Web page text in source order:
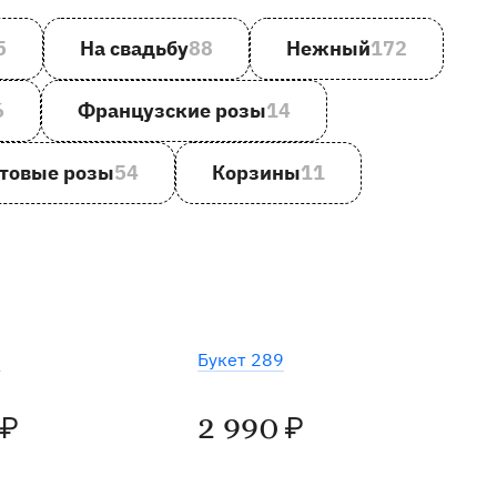
На свадьбу88 Нежный172
Французские розы14
розы54 Корзины11
₽
Букет 289
2 990 ₽